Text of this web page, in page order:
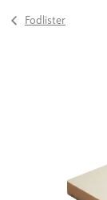
Fodlister